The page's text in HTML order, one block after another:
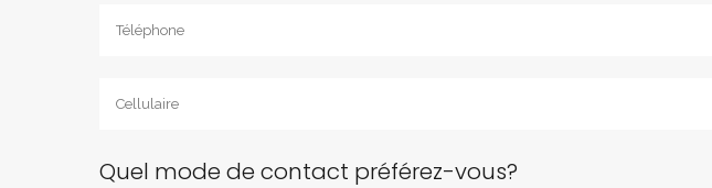
Quel mode de contact préférez-vous?